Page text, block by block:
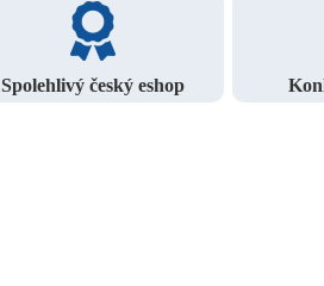
Spolehlivý český eshop